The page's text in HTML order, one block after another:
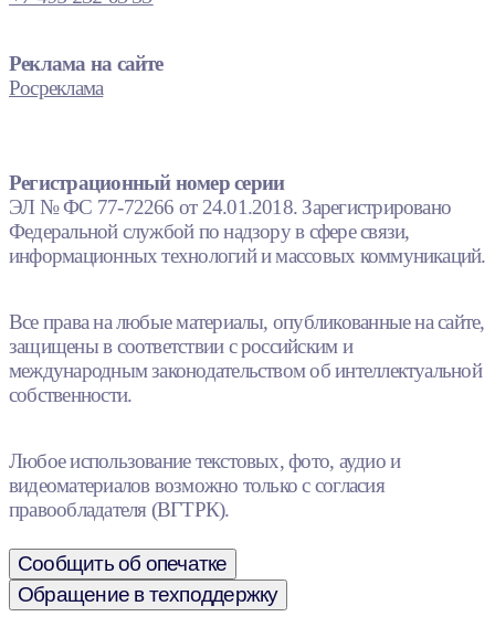
Реклама на сайте
Росреклама
Регистрационный номер серии
ЭЛ № ФС 77-72266 от 24.01.2018. Зарегистрировано
Федеральной службой по надзору в сфере связи,
информационных технологий и массовых коммуникаций.
Все права на любые материалы, опубликованные на сайте,
защищены в соответствии с российским и
международным законодательством об интеллектуальной
собственности.
Любое использование текстовых, фото, аудио и
видеоматериалов возможно только с согласия
правообладателя (ВГТРК).
Сообщить об опечатке
Обращение в техподдержку